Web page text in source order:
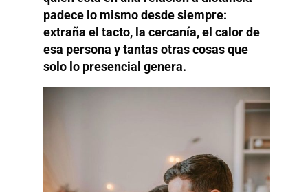
padece lo mismo desde siempre:
extraña el tacto, la cercanía, el calor de
esa persona y tantas otras cosas que
solo lo presencial genera.